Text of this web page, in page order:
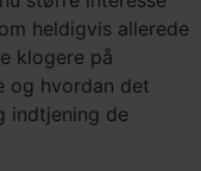
heldigvis allerede
klogere på
og hvordan det
indtjening de